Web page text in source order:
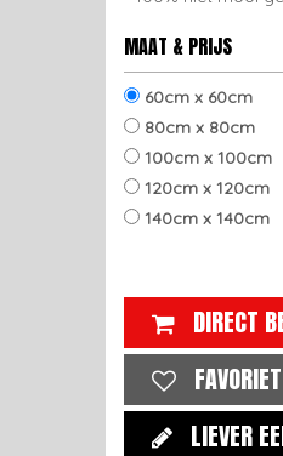
MAAT & PRIJS
60cm x 60cm
80cm x 80cm
100cm x 100cm
120cm x 120cm
140cm x 140cm
DIRECT
LIEVER